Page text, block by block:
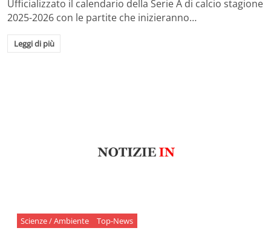
Ufficializzato il calendario della Serie A di calcio stagione
2025-2026 con le partite che inizieranno…
Leggi di più
Scienze / Ambiente Top-News